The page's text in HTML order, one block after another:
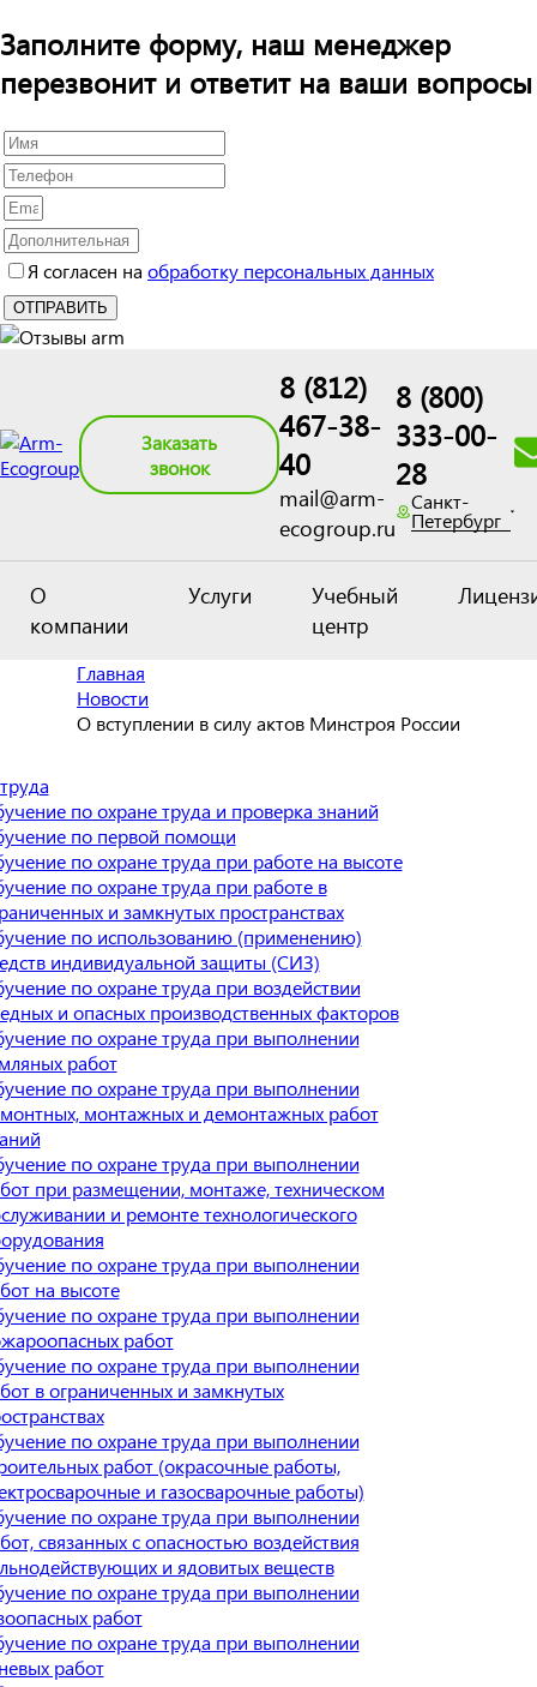
Заполните форму, наш менеджер
перезвонит и ответит на ваши вопросы
Я согласен на обработку персональных данных
Заказать
звонок
8 (812)
467-38-
40
mail@arm-
ecogroup.ru
8 (800)
333-00-
28
Санкт-
Петербург
О
компании
Услуги
Учебный
центр
Главная
Новости
О вступлении в силу актов Минстроя России
по охране труда и проверка знаний
по первой помощи
по охране труда при работе на высоте
по охране труда при работе в
и замкнутых пространствах
по использованию (применению)
индивидуальной защиты (СИЗ)
по охране труда при воздействии
и опасных производственных факторов
по охране труда при выполнении
работ
по охране труда при выполнении
монтажных и демонтажных работ
по охране труда при выполнении
при размещении, монтаже, техническом
и ремонте технологического
по охране труда при выполнении
на высоте
по охране труда при выполнении
работ
по охране труда при выполнении
в ограниченных и замкнутых
по охране труда при выполнении
работ (окрасочные работы,
и газосварочные работы)
по охране труда при выполнении
связанных с опасностью воздействия
и ядовитых веществ
по охране труда при выполнении
работ
по охране труда при выполнении
работ